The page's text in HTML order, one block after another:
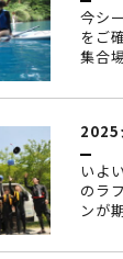
今シ
をご
集合
2025
いよ
のラ
ンが